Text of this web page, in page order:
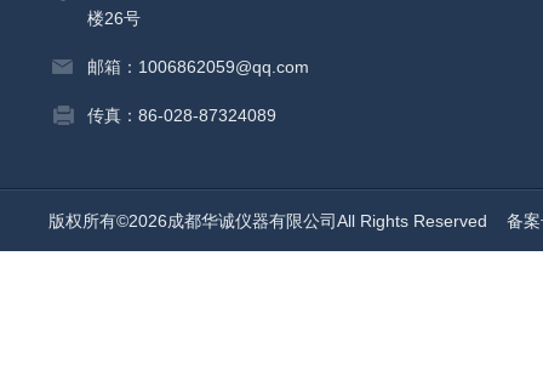
楼26号
邮箱：1006862059@qq.com
传真：86-028-87324089
版权所有©2026成都华诚仪器有限公司All Rights Reserved 备